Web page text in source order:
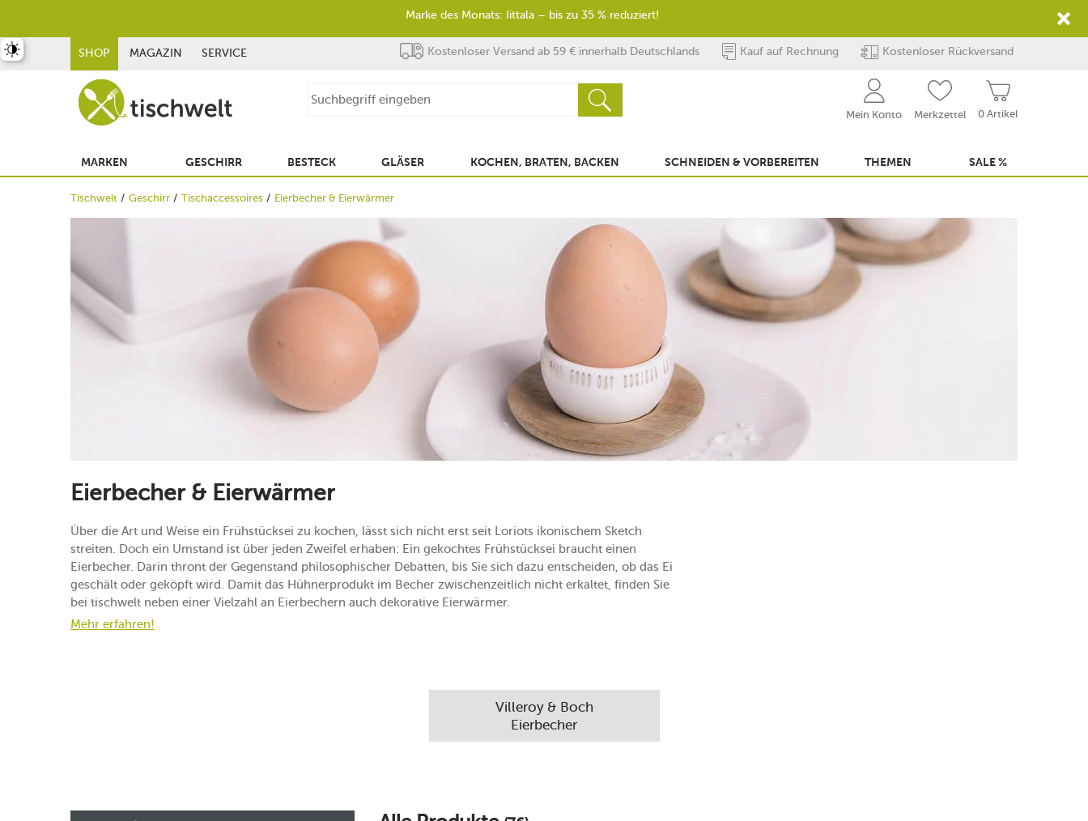
SHOP MAGAZIN SERVICE Kostenloser Versand ab 59 € innerhalb Deutschlands Kauf auf Rechnung Kostenloser Rückversand
0 Artikel
Mein Konto Merkzettel
MARKEN GESCHIRR BESTECK GLÄSER KOCHEN, BRATEN, BACKEN SCHNEIDEN & VORBEREITEN THEMEN SALE %
Tischwelt Geschirr Tischaccessoires Eierbecher & Eierwärmer
Eierbecher & Eierwärmer
Über die Art und Weise ein Frühstücksei zu kochen, lässt sich nicht erst seit Loriots ikonischem Sketch
streiten. Doch ein Umstand ist über jeden Zweifel erhaben: Ein gekochtes Frühstücksei braucht einen
Eierbecher. Darin thront der Gegenstand philosophischer Debatten, bis Sie sich dazu entscheiden, ob das Ei
geschält oder geköpft wird. Damit das Hühnerprodukt im Becher zwischenzeitlich nicht erkaltet, finden Sie
bei tischwelt neben einer Vielzahl an Eierbechern auch dekorative Eierwärmer.
Mehr erfahren!
Villeroy & Boch
Eierbecher
umschalten
Marke des Monats: Iittala – bis zu 35 % reduziert!